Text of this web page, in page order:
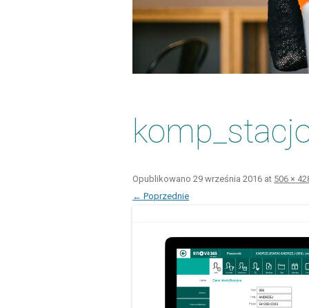
Opublikowano 29 września 2016 at 506 ×
← Poprzednie